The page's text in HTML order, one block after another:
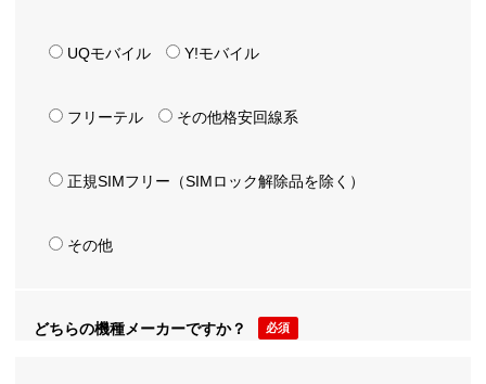
UQモバイル Y!モバイル
フリーテル その他格安回線系
正規SIMフリー（SIMロック解除品を除く）
その他
どちらの機種メーカーですか？ 必須